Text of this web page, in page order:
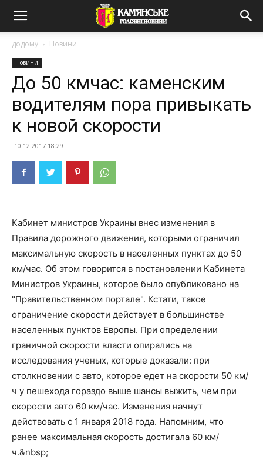
додому Новини
Новини
До 50 кмчас: каменским
водителям пора привыкать
к новой скорости
10.12.2017 18:29
Кабинет министров Украины внес изменения в
Правила дорожного движения, которыми ограничил
максимальную скорость в населенных пунктах до 50
км/час. Об этом говорится в постановлении Кабинета
Министров Украины, которое было опубликовано на
"Правительственном портале". Кстати, такое
ограничение скорости действует в большинстве
населенных пунктов Европы. При определении
граничной скорости власти опирались на
исследования ученых, которые доказали: при
столкновении с авто, которое едет на скорости 50 км/
ч у пешехода гораздо выше шансы выжить, чем при
скорости авто 60 км/час. Изменения начнут
действовать с 1 января 2018 года. Напомним, что
ранее максимальная скорость достигала 60 км/
ч.&nbsp;